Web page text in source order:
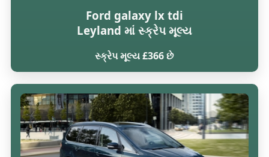
Ford galaxy lx tdi
Leyland માં સ્ક્રેપ મૂલ્ય
સ્ક્રેપ મૂલ્ય £366 છે